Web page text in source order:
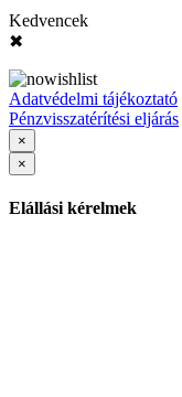
Kedvencek
✖
Adatvédelmi tájékoztató
Pénzvisszatérítési eljárás
×
×
Elállási kérelmek